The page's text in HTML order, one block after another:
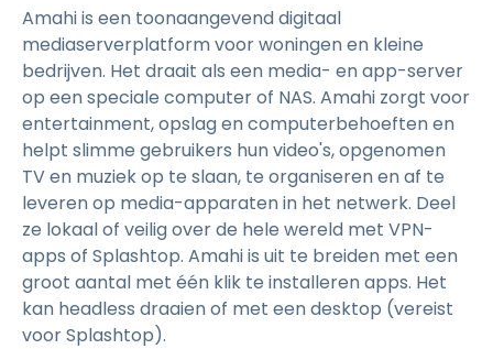
Amahi is een toonaangevend digitaal
mediaserverplatform voor woningen en kleine
bedrijven. Het draait als een media- en app-server
op een speciale computer of NAS. Amahi zorgt voor
entertainment, opslag en computerbehoeften en
helpt slimme gebruikers hun video's, opgenomen
TV en muziek op te slaan, te organiseren en af te
leveren op media-apparaten in het netwerk. Deel
ze lokaal of veilig over de hele wereld met VPN-
apps of Splashtop. Amahi is uit te breiden met een
groot aantal met één klik te installeren apps. Het
kan headless draaien of met een desktop (vereist
voor Splashtop).